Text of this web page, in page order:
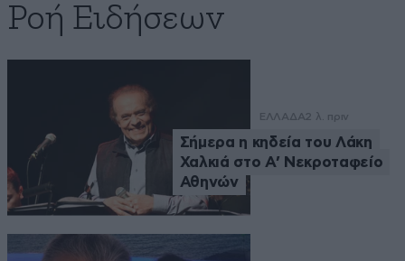
Ροή Ειδήσεων
ΕΛΛΑΔΑ2 λ. πριν
Σήμερα η κηδεία του Λάκη
Χαλκιά στο Α’ Νεκροταφείο
Αθηνών